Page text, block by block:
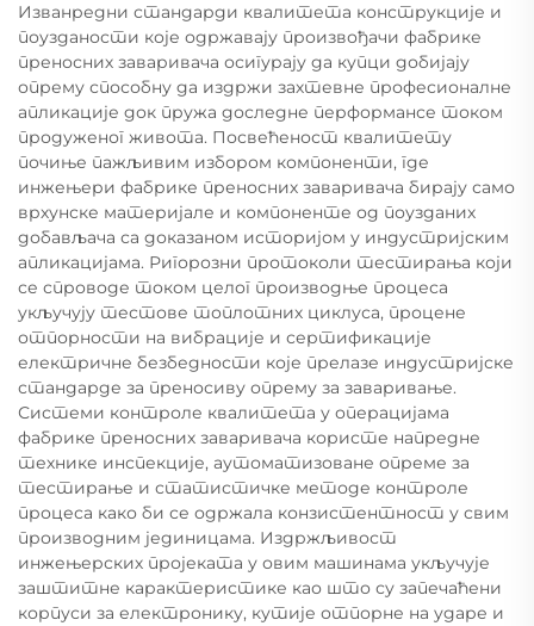
Изванредни стандарди квалитета конструкције и
поузданости које одржавају произвођачи фабрике
преносних заваривача осигурају да купци добијају
опрему способну да издржи захтевне професионалне
апликације док пружа доследне перформансе током
продуженог живота. Посвећеност квалитету
почиње пажљивим избором компоненти, где
инжењери фабрике преносних заваривача бирају само
врхунске материјале и компоненте од поузданих
добављача са доказаном историјом у индустријским
апликацијама. Ригорозни протоколи тестирања који
се спроводе током целог производње процеса
укључују тестове топлотних циклуса, процене
отпорности на вибрације и сертификације
електричне безбедности које прелазе индустријске
стандарде за преносиву опрему за заваривање.
Системи контроле квалитета у операцијама
фабрике преносних заваривача користе напредне
технике инспекције, аутоматизоване опреме за
тестирање и статистичке методе контроле
процеса како би се одржала конзистентност у свим
производним јединицама. Издржљивост
инжењерских пројеката у овим машинама укључује
заштитне карактеристике као што су запечаћени
корпуси за електронику, кутије отпорне на ударе и